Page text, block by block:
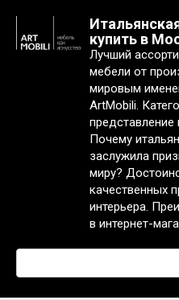
контенту
купить в
Лучший
мебели от
мировым
ArtMobili.
представление
Почему
заслужила
миру?
качественных
интерьера.
в интернет-
Поиск: